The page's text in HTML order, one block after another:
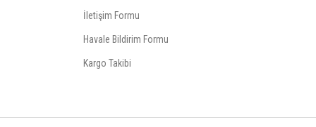
İletişim Formu
Havale Bildirim Formu
Kargo Takibi